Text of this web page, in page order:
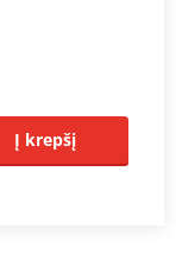
Į krepšį